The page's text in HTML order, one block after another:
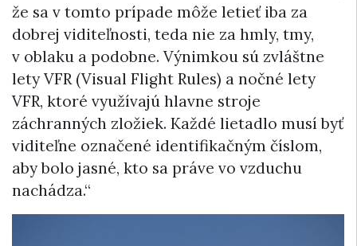
že sa v tomto prípade môže letieť iba za
dobrej viditeľnosti, teda nie za hmly, tmy,
v oblaku a podobne. Výnimkou sú zvláštne
lety VFR (Visual Flight Rules) a nočné lety
VFR, ktoré využívajú hlavne stroje
záchranných zložiek. Každé lietadlo musí byť
viditeľne označené identifikačným číslom,
aby bolo jasné, kto sa práve vo vzduchu
nachádza.“